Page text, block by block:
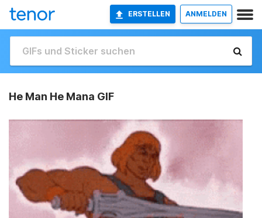
ERSTELLEN ANMELDEN
He Man He Mana GIF